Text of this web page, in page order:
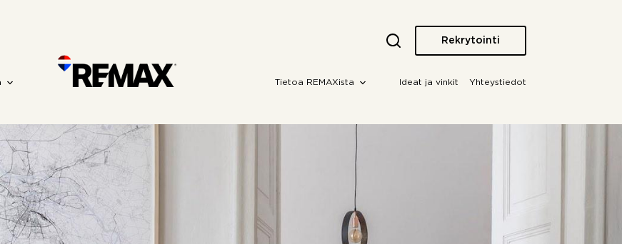
Rekrytointi
Tietoa REMAXista Ideat ja vinkit Yhteystiedot